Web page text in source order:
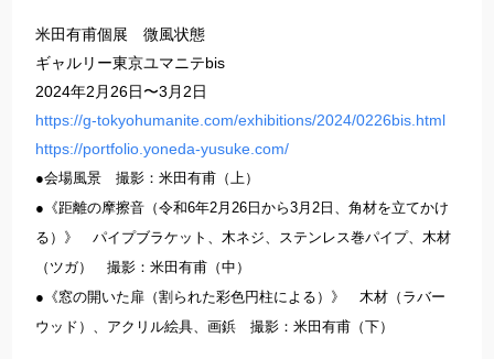
米田有甫個展 微風状態
ギャルリー東京ユマニテbis
2024年2月26日〜3月2日
https://g-tokyohumanite.com/exhibitions/2024/0226bis.html
https://portfolio.yoneda-yusuke.com/
●会場風景 撮影：米田有甫（上）
●《距離の摩擦音（令和6年2月26日から3月2日、角材を立てかけ
る）》 パイプブラケット、木ネジ、ステンレス巻パイプ、木材
（ツガ） 撮影：米田有甫（中）
●《窓の開いた扉（割られた彩色円柱による）》 木材（ラバー
ウッド）、アクリル絵具、画鋲 撮影：米田有甫（下）